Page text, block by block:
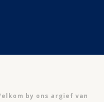
by ons argief van